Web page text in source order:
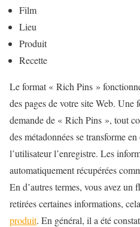
Film
Lieu
Produit
Recette
Le format « Rich Pins »
des pages de votre site Web. Une
demande de « Rich Pins », tout
des métadonnées se transforme
l’utilisateur l’enregistre. Les
automatiquement récupérées
En d’autres termes, vous avez un
retirées certaines informations,
produit. En général, il a été